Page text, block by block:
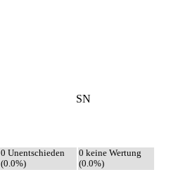
SN
0 Unentschieden
(0.0%)
0 keine Wertung
(0.0%)